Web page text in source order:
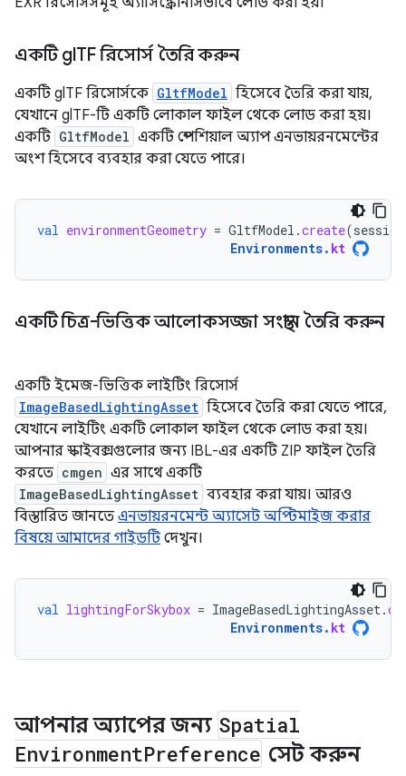
একটি glTF রিসোর্স তৈরি করুন
একটি glTF রিসোর্সকে GltfModel হিসেবে তৈরি করা যায়,
যেখানে glTF-টি একটি লোকাল ফাইল থেকে লোড করা হয়।
একটি GltfModel একটি স্পেশিয়াল অ্যাপ এনভায়রনমেন্টের
অংশ হিসেবে ব্যবহার করা যেতে পারে।
val environmentGeometry = GltfModel .create(session
Environments. kt
একটি চিত্র-ভিত্তিক আলোকসজ্জা সংস্থান তৈরি করুন
একটি ইমেজ-ভিত্তিক লাইটিং রিসোর্স
ImageBasedLightingAsset হিসেবে তৈরি করা যেতে পারে,
যেখানে লাইটিং একটি লোকাল ফাইল থেকে লোড করা হয়।
আপনার স্কাইবক্সগুলোর জন্য IBL-এর একটি ZIP ফাইল তৈরি
করতে cmgen এর সাথে একটি
ImageBasedLightingAsset ব্যবহার করা যায়। আরও
বিস্তারিত জানতে এনভায়রনমেন্ট অ্যাসেট অপ্টিমাইজ করার
বিষয়ে আমাদের গাইডটি দেখুন।
val lightingForSkybox = ImageBasedLightingAsset.
Environments. kt
আপনার অ্যাপের জন্য Spatial
EnvironmentPreference সেট করুন